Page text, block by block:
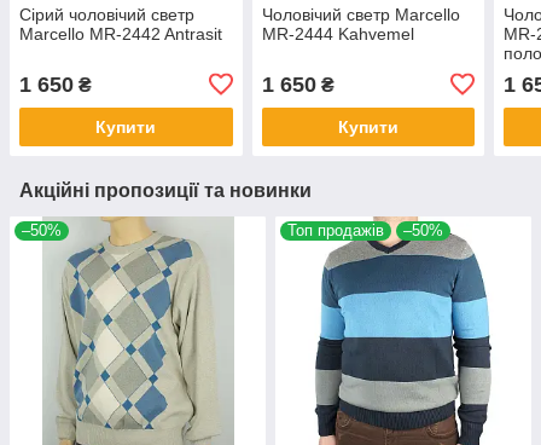
Сірий чоловічий светр
Marcello MR-2442 Antrasit
1 650 ₴
Купити
Чоловічий светр Marcello
MR-2444 Kahvemel
1 650₴
Купити
MR-
1
Акційні пропозиції та новинки
–50% Топ продажів –50%